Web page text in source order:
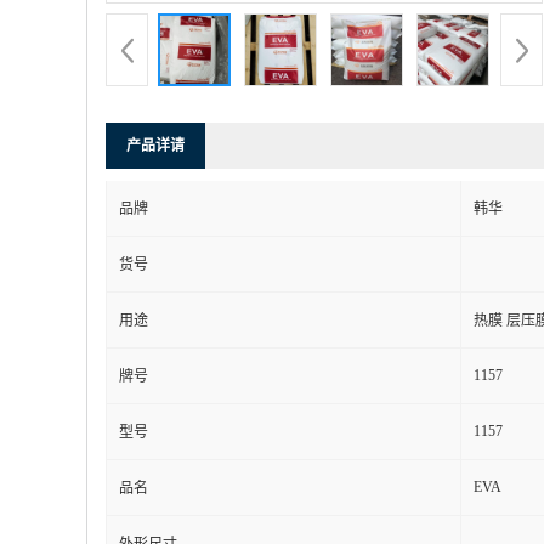
产品详请
品牌 韩华
货号
用途 热膜 层压
牌号 1157
型号 1157
品名 EVA